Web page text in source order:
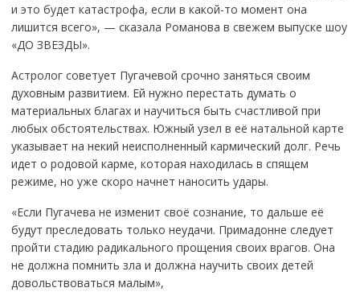
и это будет катастрофа, если в какой-то момент она
лишится всего», — сказала Романова в свежем выпуске шоу
«ДО ЗВЕЗДЫ».
Астролог советует Пугачевой срочно заняться своим
духовным развитием. Ей нужно перестать думать о
материальных благах и научиться быть счастливой при
любых обстоятельствах. Южный узел в её натальной карте
указывает на некий неисполненный кармический долг. Речь
идет о родовой карме, которая находилась в спящем
режиме, но уже скоро начнет наносить удары.
«Если Пугачева не изменит своё сознание, то дальше её
будут преследовать только неудачи. Примадонне следует
пройти стадию радикального прощения своих врагов. Она
не должна помнить зла и должна научить своих детей
довольствоваться малым»,